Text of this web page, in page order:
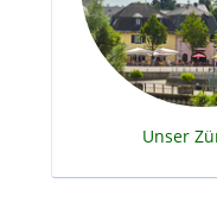
Unser